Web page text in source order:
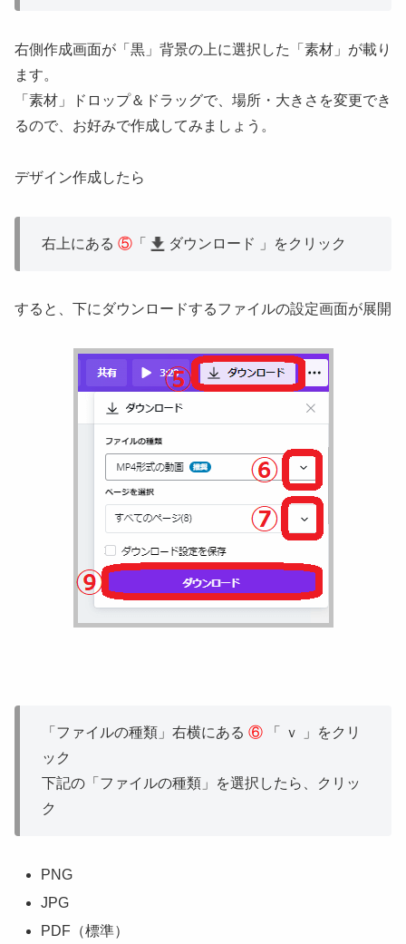
右側作成画面が「黒」背景の上に選択した「素材」が載り
ます。
「素材」ドロップ＆ドラッグで、場所・大きさを変更でき
るので、お好みで作成してみましょう。
デザイン作成したら
右上にある ⑤ 「 ダウンロード 」をクリック
すると、下にダウンロードするファイルの設定画面が展開
「ファイルの種類」右横にある ⑥ 「 ｖ 」をクリ
ック
下記の「ファイルの種類」を選択したら、クリッ
ク
PNG
JPG
PDF（標準）